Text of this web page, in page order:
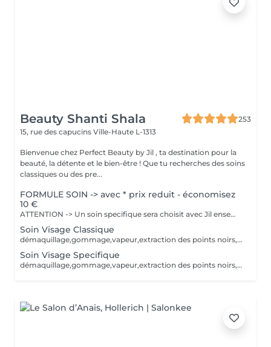
Beauty Shanti Shala
253
15, rue des capucins Ville-Haute L-1313
Bienvenue chez Perfect Beauty by Jil , ta destination pour la
beauté, la détente et le bien-être ! Que tu recherches des soins
classiques ou des pre...
FORMULE SOIN -> avec * prix reduit - économisez
10 €
ATTENTION -> Un soin specifique sera choisit avec Jil ensemble au moment du soin. Selon le soin appliqué, le prix va biensûr être adapté. Le soin va être adapter selon le type de peau. démaquillage, gommage, vapeur, extraction des points noirs, desinfection, massage et masque.
Soin Visage Classique
démaquillage,gommage,vapeur,extraction des points noirs,desinfection,massage et masque crème. Le soin va être adapter selon le type de peau.
Soin Visage Specifique
démaquillage,gommage,vapeur,extraction des points noirs,desinfection,massage et masque pélliculable, plâtre, moussant, tissu ou gelée. Le soin va être adapter selon le type de peau.